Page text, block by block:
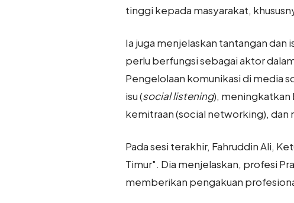
tinggi kepada masyarakat,
Ia juga menjelaskan tantangan dan
perlu berfungsi sebagai aktor
Pengelolaan komunikasi di media
isu (social listening),
kemitraan (social networking), dan
Pada sesi terakhir, Fahruddin Ali,
Timur". Dia menjelaskan, profesi
memberikan pengakuan